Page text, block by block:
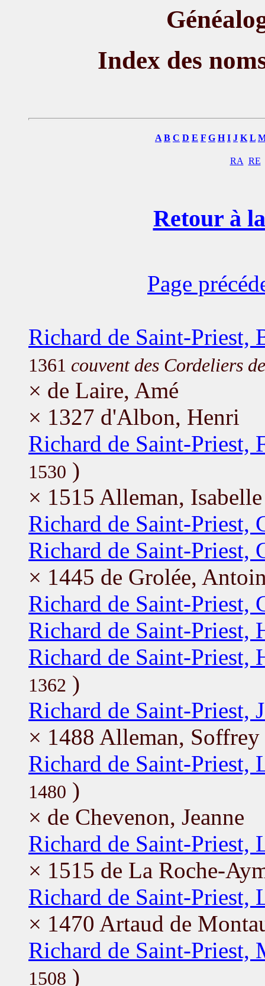
Index des
A B C D E F G H I J K L
RA RE
Retour à
Page
Richard de Saint-Priest,
1361 couvent des Cordeliers
× de Laire, Amé
× 1327 d'Albon, Henri
Richard de Saint-Priest,
1530 )
× 1515 Alleman, Isabelle
Richard de Saint-Priest,
Richard de Saint-Priest,
× 1445 de Grolée,
Richard de Saint-Priest,
Richard de Saint-Priest,
Richard de Saint-Priest,
1362 )
Richard de Saint-Priest,
× 1488 Alleman, Soffrey
Richard de Saint-Priest,
1480 )
× de Chevenon, Jeanne
Richard de Saint-Priest,
× 1515 de La Roche-
Richard de Saint-Priest,
× 1470 Artaud de
Richard de Saint-Priest,
1508 )